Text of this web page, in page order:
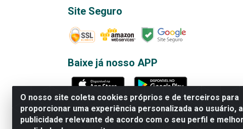
O nosso site coleta cookies próprios e de terceiros para
proporcionar uma experiência personalizada ao usuário,
publicidade relevante de acordo com o seu perfil e
Site Seguro
Baixe já nosso APP
Rede Brasil - Avenida Universitária,